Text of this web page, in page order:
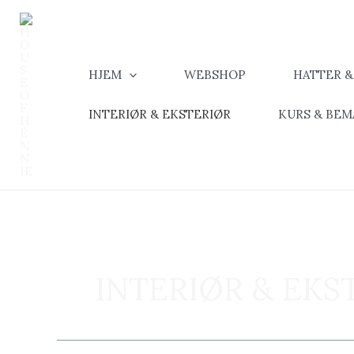
Hopp
rett
HJEM WEBSHOP HATTER
INTERIØR & EKSTERIØR KURS &